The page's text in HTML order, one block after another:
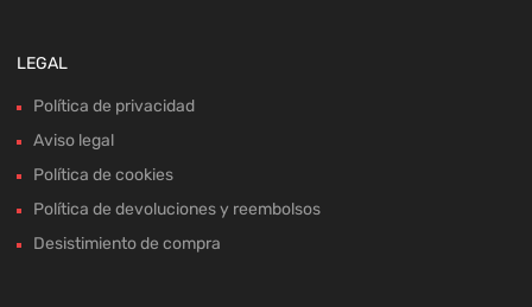
LEGAL
Política de privacidad
Aviso legal
Política de cookies
Política de devoluciones y reembolsos
Desistimiento de compra